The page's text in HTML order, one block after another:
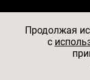
АО «БКМ»,
Продолжая
c